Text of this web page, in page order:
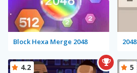
Block Hexa Merge 2048 2048
4.2 5